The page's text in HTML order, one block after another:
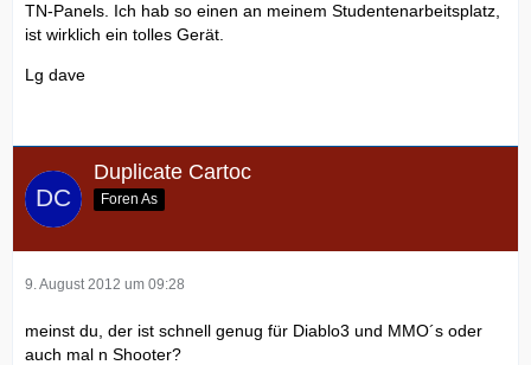
TN-Panels. Ich hab so einen an meinem Studentenarbeitsplatz,
ist wirklich ein tolles Gerät.
Lg dave
Duplicate Cartoc
Foren As
9. August 2012 um 09:28
meinst du, der ist schnell genug für Diablo3 und MMO´s oder
auch mal n Shooter?